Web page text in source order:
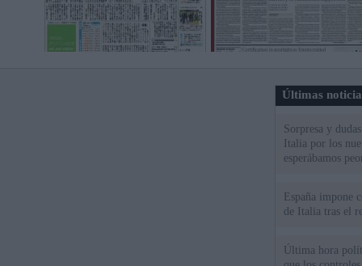
Últimas
Sorpresa y
Italia por los
esperábamos
España impone
de Italia tras el
Última hora